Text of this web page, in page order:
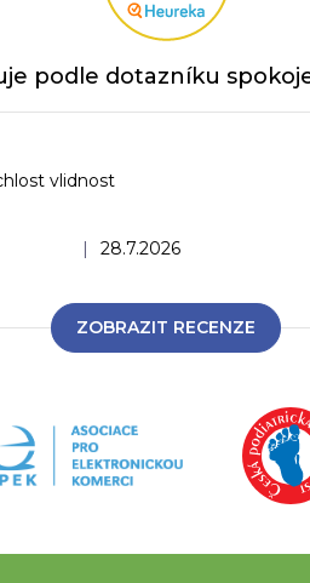
podle dotazníku
obchodu je 5 z 5 hvězdiček.
28.7.2026
vlidnost
ZOBRAZIT RECENZE